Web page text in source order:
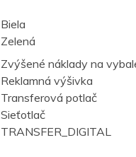
Biela
Zelená
Zvýšené náklady na
Reklamná výšivka
Transferová potlač
Sieťotlač
TRANSFER_DIGITAL